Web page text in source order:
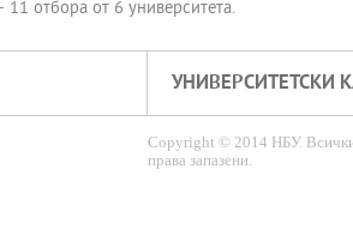
отбора от 6 университета.
УНИВЕРСИТЕТСКИ
Copyright © 2014 НБУ.
права запазени.